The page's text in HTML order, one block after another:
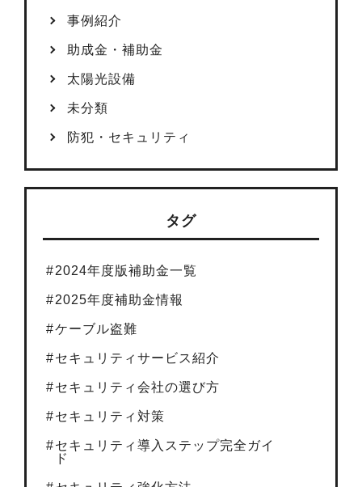
事例紹介
助成金・補助金
太陽光設備
未分類
防犯・セキュリティ
タグ
2024年度版補助金一覧
2025年度補助金情報
ケーブル盗難
セキュリティサービス紹介
セキュリティ会社の選び方
セキュリティ対策
セキュリティ導入ステップ完全ガイ
ド